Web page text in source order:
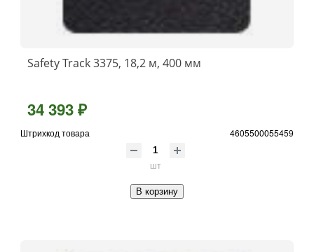
Safety Track 3375, 18,2 м, 400 мм
34 393 ₽
Штрихкод товара 4605500055459
шт
В корзину